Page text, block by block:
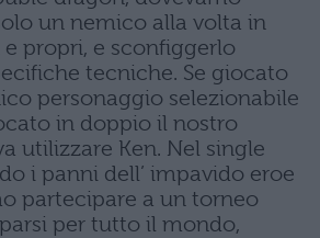
un nemico alla volta in
propri, e sconfiggerlo
tecniche. Se giocato
personaggio selezionabile
in doppio il nostro
utilizzare Ken. Nel single
i panni dell’ impavido eroe
partecipare a un torneo
per tutto il mondo,